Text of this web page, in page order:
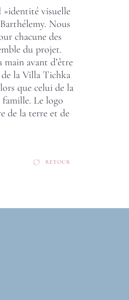
»identité visuelle
Nous
chacune des
du projet.
main avant d’être
la Villa Tichka
que celui de la
Le logo
de la terre et de
RETOUR